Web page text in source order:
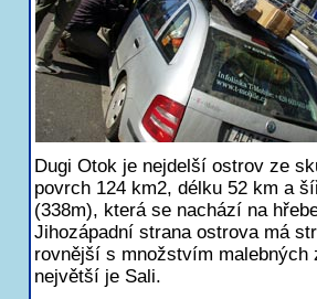
Dugi Otok je nejdelší ostrov ze
povrch 124 km2, délku 52 km a
(338m), která se nachází na
Jihozápadní strana ostrova má
rovnější s množstvím malebných
největší je Sali.